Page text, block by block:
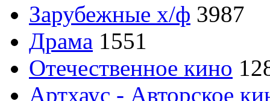
Зарубежные х/ф 3987
Драма 1551
Отечественное кино
Артхаус - Авторское